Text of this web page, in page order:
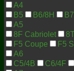
A4
B5
B6/8H
A5
8F Cabriolet
F5 Coupe
F5
A6
C5/4B
C6/4F